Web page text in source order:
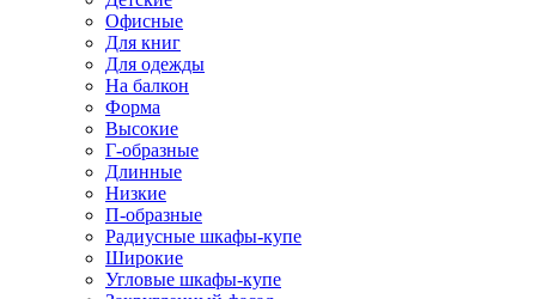
Офисные
Для книг
Для одежды
На балкон
Форма
Высокие
Г-образные
Длинные
Низкие
П-образные
Радиусные шкафы-купе
Широкие
Угловые шкафы-купе